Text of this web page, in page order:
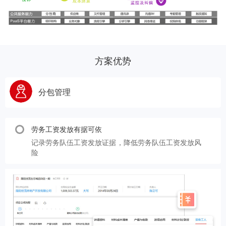
方案优势
分包管理
劳务工资发放有据可依
记录劳务队伍工资发放证据，降低劳务队伍工资发放风
险